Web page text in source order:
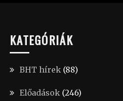
KATEGÓRIÁK
BHT hírek (88)
Előadások (246)